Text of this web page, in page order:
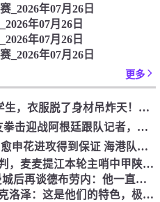
_2026年07月26日
年07月26日
年07月26日
_2026年07月26日
更多
【足球】李刚仁看着像中学生，衣服脱了身材吊炸天！怪不得对抗上
[有道理嘛?]逆天！C罗好友拳击迎战阿根廷跟队记者，C罗好友
[球迷报道]沪媒：阿苏埃伤愈申花进攻得到保证 海港队基本没有
[有趣体育]曾在中超出现错判，麦麦提江本轮主哨中甲陕西联合v
【体育视频】安德森加盟曼城后再谈德布劳内：他一直是我非常仰慕
[好看推荐]阿根廷太粗野？克洛泽：这是他们的特色，极其强调对